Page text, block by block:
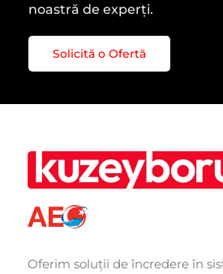
noastră de experți.
Solicită o Ofertă
Oferim soluții de încredere în